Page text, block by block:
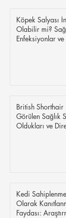
Köpek Salyası
Olabilir mi?
Enfeksiyonlar
British Shorthair
Görülen Sağlık
Oldukları ve
Kedi
Olarak
Faydası: